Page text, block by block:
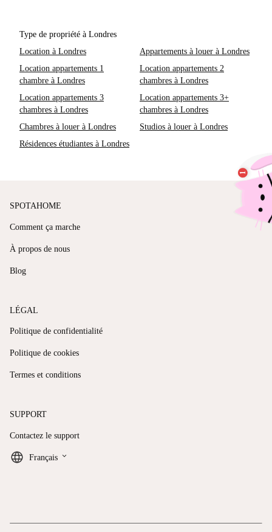
Type de propriété à Londres
Location à Londres
Appartements à louer à Londres
Location appartements 1
chambre à Londres
Location appartements 2
chambres à Londres
Location appartements 3
chambres à Londres
Location appartements 3+
chambres à Londres
Chambres à louer à Londres
Studios à louer à Londres
Résidences étudiantes à Londres
SPOTAHOME
Comment ça marche
À propos de nous
Blog
LÉGAL
Politique de confidentialité
Politique de cookies
Termes et conditions
SUPPORT
Contactez le support
Français keyboard_arrow_down